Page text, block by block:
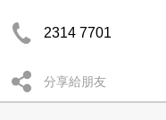
2314 7701
分享給朋友